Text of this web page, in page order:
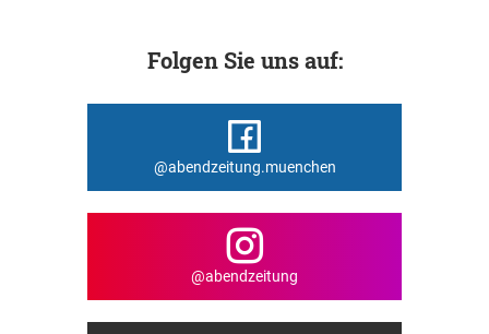
Folgen Sie uns auf:
@abendzeitung.muenchen
@abendzeitung